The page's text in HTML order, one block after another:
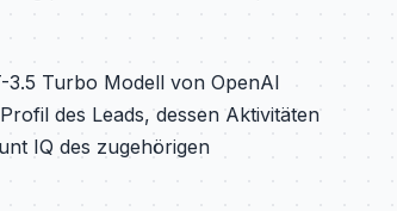
3.5 Turbo Modell von OpenAI
des Leads, dessen Aktivitäten
IQ des zugehörigen